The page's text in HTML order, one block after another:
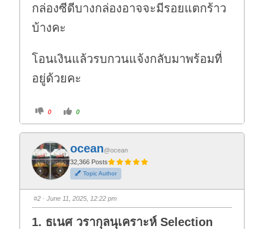
กล่องซีดีบางกล่องอาจจะมีรอยแตกร้าว
บ้างคะ
โอนเงินแล้วรบกวนแจ้งกลับมาพร้อมที่
อยู่ด้วยคะ
C
i
k
f
o
r
t
h
u
m
d
o
n
0
C
i
k
o
r
t
h
u
m
u
p
0
ocean@ocean
32,366 Posts
Topic Author
#2 · June 11, 2025, 12:22 pm
1. ธเนศ วรากุลนุเคราะห์ Selection